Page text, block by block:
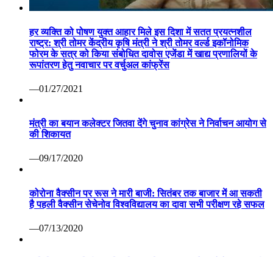
हर व्यक्ति को पोषण युक्त आहार मिले इस दिशा में सतत प्रयत्नशील
राष्ट्र: श्री तोमर केंद्रीय कृषि मंत्री ने श्री तोमर वर्ल्ड इकॉनोमिक
फोरम के सत्र को किया संबोधित दावोस एजेंडा में खाद्य प्रणालियों के
रूपांतरण हेतु नवाचार पर वर्चुअल कांफ्रेंस
—01/27/2021
मंत्री का बयान कलेक्टर जितवा देंगे चुनाव कांग्रेस ने निर्वाचन आयोग से
की शिकायत
—09/17/2020
कोरोना वैक्सीन पर रूस ने मारी बाजी: सितंबर तक बाजार में आ सकती
है पहली वैक्सीन सेचेनोव विश्वविद्यालय का दावा सभी परीक्षण रहे सफल
—07/13/2020